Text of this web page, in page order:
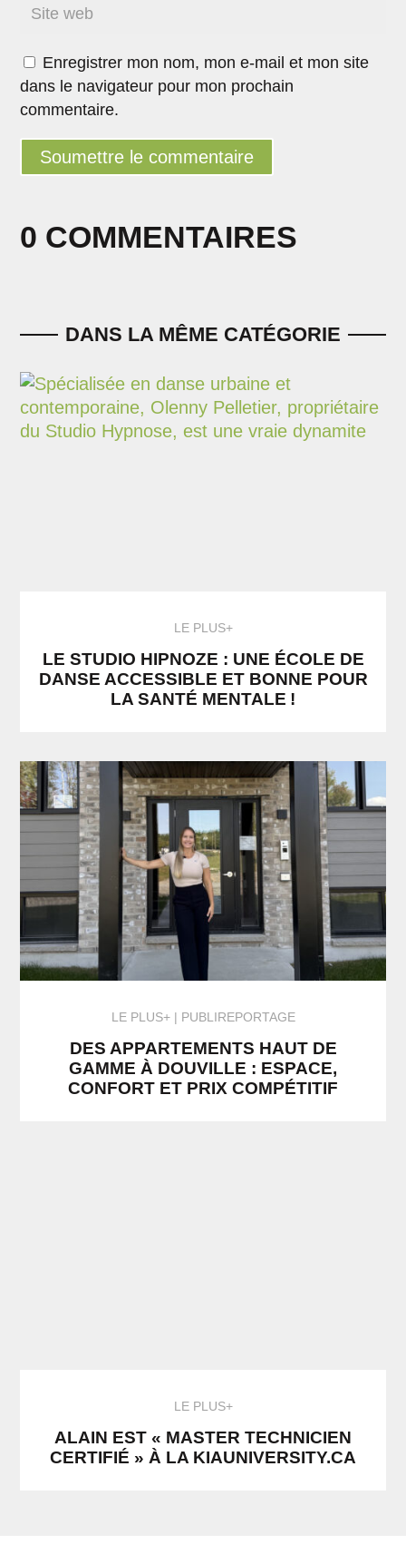
0 COMMENTAIRES
Enregistrer mon nom, mon e-mail et mon site
dans le navigateur pour mon prochain
commentaire.
Soumettre le commentaire
DANS LA MÊME CATÉGORIE
LE PLUS+
LE STUDIO HIPNOZE : UNE ÉCOLE DE
DANSE ACCESSIBLE ET BONNE POUR
LA SANTÉ MENTALE !
LE PLUS+ PUBLIREPORTAGE
DES APPARTEMENTS HAUT DE
GAMME À DOUVILLE : ESPACE,
CONFORT ET PRIX COMPÉTITIF
LE PLUS+
ALAIN EST « MASTER TECHNICIEN
CERTIFIÉ » À LA KIAUNIVERSITY.CA